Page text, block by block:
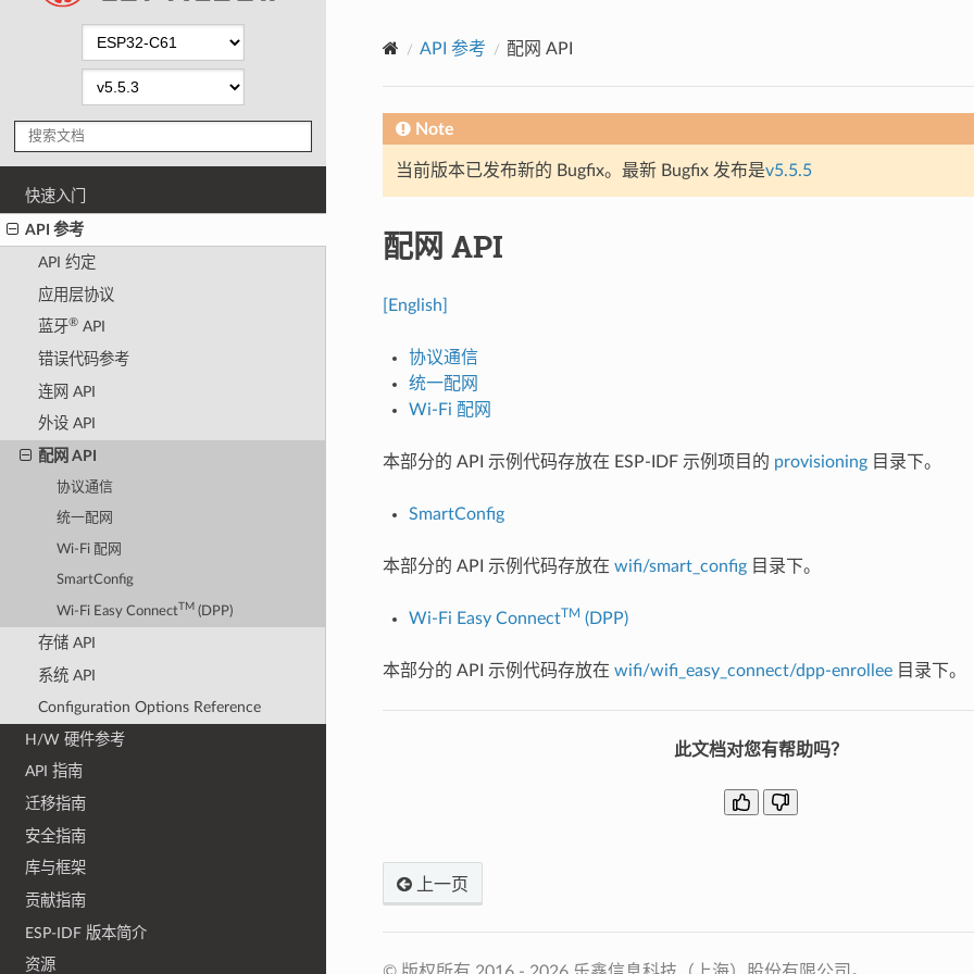
快速入门
API 参考
API 约定
应用层协议
蓝牙®API
错误代码参考
连网 API
外设 API
配网 API
协议通信
统一配网
Wi-Fi 配网
SmartConfig
Wi-Fi Easy ConnectTM (DPP)
存储 API
系统 API
Configuration Options Reference
H/W 硬件参考
API 指南
迁移指南
安全指南
库与框架
贡献指南
ESP-IDF 版本简介
资源
API 参考 配网 API
Note
当前版本已发布新的 Bugfix。最新 Bugfix 发布是v5.5.5
配网 API
[English]
协议通信
统一配网
Wi-Fi 配网
本部分的 API 示例代码存放在 ESP-IDF 示例项目的 provisioning目录下。
SmartConfig
本部分的 API 示例代码存放在 wifi/smart_config目录下。
Wi-Fi Easy ConnectTM (DPP)
本部分的 API 示例代码存放在 wifi/wifi_easy_connect/dpp-enrollee目录下。
此文档对您有帮助吗？
上一页